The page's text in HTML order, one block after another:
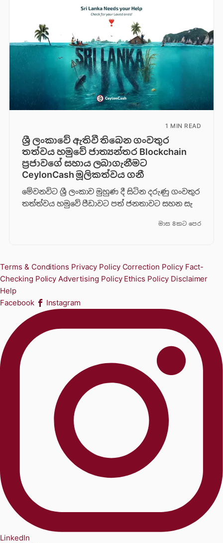
1 MIN READ
ශ්‍රී ලංකාවේ ඇතිවී තිබෙන ගංවතුර
තත්වය හමුවේ ජාත්‍යන්තර Blockchain
ප්‍රජාවගේ සහාය ලබාගැනීමට
CeylonCash මූලිකත්වය ග​නී
මේවනවිට ශ්‍රී ලංකාව මුහුණ දී සිටින දරුණු ගංවතුර
තත්ත්වය හමුවේ පීඩාවට පත් ජනතාවට සහන සැ
මාස 8කට පෙර
Terms & Conditions Privacy Policy Correction Policy Fact-
Checking Policy Advertising Policy Ethics Policy Disclaimer
Help
Facebook
Instagram
LinkedIn